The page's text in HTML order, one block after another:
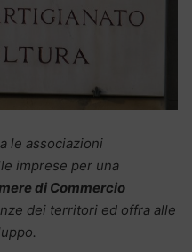
le associazioni
imprese per una
di Commercio
dei territori ed offra alle